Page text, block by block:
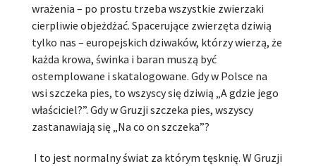
wrażenia – po prostu trzeba wszystkie zwierzaki
cierpliwie objeżdżać. Spacerujące zwierzęta dziwią
tylko nas – europejskich dziwaków, którzy wierzą, że
każda krowa, świnka i baran muszą być
ostemplowane i skatalogowane. Gdy w Polsce na
wsi szczeka pies, to wszyscy się dziwią „A gdzie jego
właściciel?”. Gdy w Gruzji szczeka pies, wszyscy
zastanawiają się „Na co on szczeka”?
I to jest normalny świat za którym tęsknię. W Gruzji